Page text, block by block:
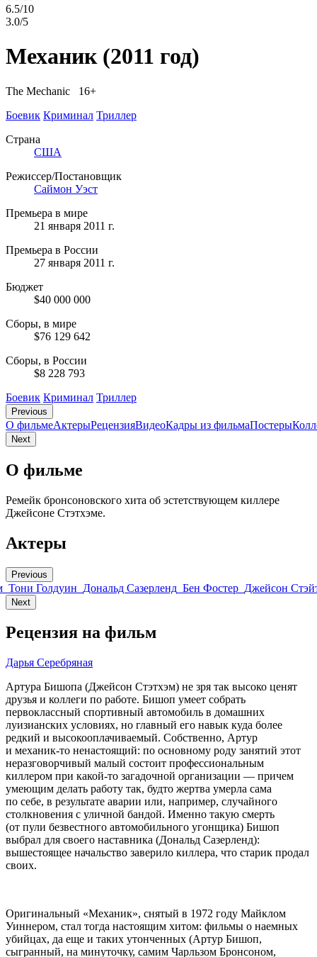
6.5/10
3.0/5
Механик(2011 год)
The Mechanic 16+
Боевик Криминал Триллер
Страна
США
Режиссер/Постановщик
Саймон Уэст
Премьера в мире
21 января 2011 г.
Премьера в России
27 января 2011 г.
Бюджет
$40 000 000
Сборы, в мире
$76 129 642
Сборы, в России
$8 228 793
Боевик Криминал Триллер
Previous
О фильмеАктерыРецензияВидеоКадры из фильмaПостеры
Next
О фильме
Ремейк бронсоновского хита об эстетствующем киллере
Джейсоне Стэтхэме.
Актеры
Previous
Тони Голдуин Дональд Сазерленд Бен Фостер Джейсон
Next
Рецензия на фильм
Дарья Серебряная
Артура Бишопа (Джейсон Стэтхэм) не зря так высоко ценят
друзья и коллеги по работе. Бишоп умеет собрать
первоклассный спортивный автомобиль в домашних
луизианских условиях, но главный его навык куда более
редкий и высокооплачиваемый. Собственно, Артур
и механик-то ненастоящий: по основному роду занятий этот
неразговорчивый малый состоит профессиональным
киллером при какой-то загадочной организации — причем
умеющим делать работу так, будто жертва умерла сама
по себе, в результате аварии или, например, случайного
столкновения с уличной бандой. Именно такую смерть
(от пули безвестного автомобильного угонщика) Бишоп
выбрал для своего наставника (Дональд Сазерленд):
вышестоящее начальство заверило киллера, что старик продал
своих.
Оригинальный «Механик», снятый в 1972 году Майклом
Уиннером, стал тогда настоящим хитом: фильмы о наемных
убийцах, да еще и таких утонченных (Артур Бишоп,
сыгранный, на минуточку, самим Чарльзом Бронсоном,